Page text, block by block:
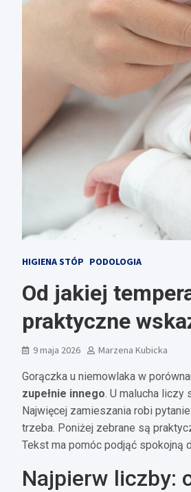
HIGIENA STÓP PODOLOGIA
Od jakiej
praktyczne
9 maja 2026 Marzena Kubicka
Gorączka u niemowlaka w
zupełnie innego. U malucha liczy
Najwięcej zamieszania robi pytanie:
trzeba. Poniżej zebrane są
Tekst ma pomóc podjąć spokojną
Najpierw liczby: